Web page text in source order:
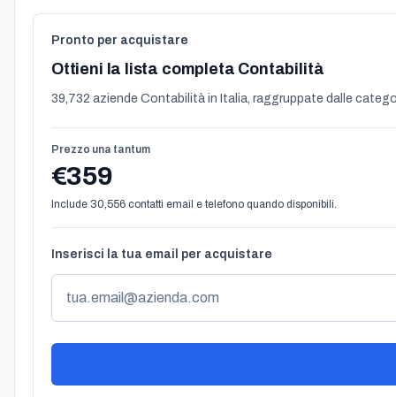
Pronto per acquistare
Ottieni la lista completa Contabilità
39,732 aziende Contabilità in Italia, raggruppate dalle
Prezzo una tantum
€359
Include 30,556 contatti email e telefono quando disponibili.
Inserisci la tua email per acquistare